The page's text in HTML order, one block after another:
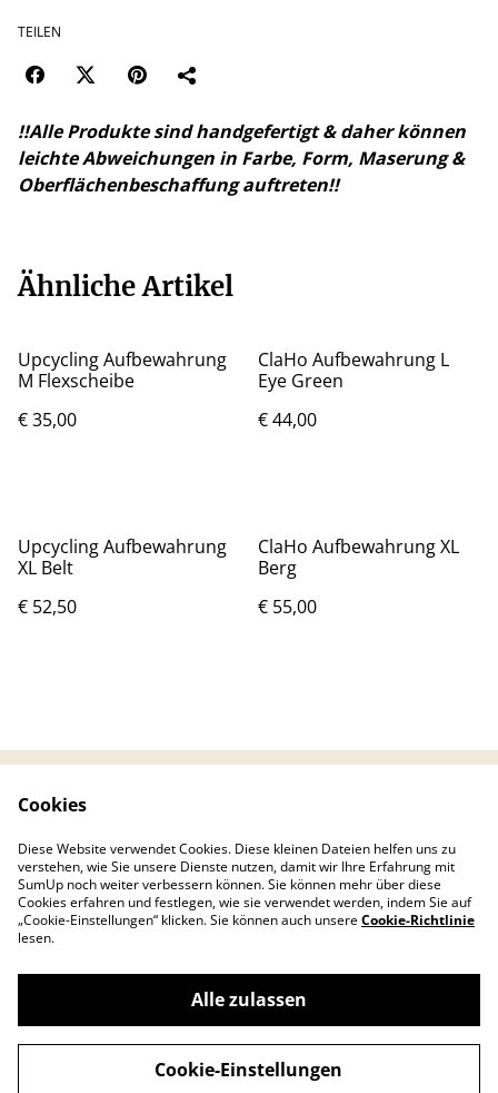
TEILEN
!!Alle Produkte sind handgefertigt & daher können
leichte Abweichungen in Farbe, Form, Maserung &
Oberflächenbeschaffung auftreten!!
Ähnliche Artikel
Upcycling Aufbewahrung
M Flexscheibe
€ 35,00
ClaHo Aufbewahrung L
Eye Green
€ 44,00
Upcycling Aufbewahrung
XL Belt
€ 52,50
ClaHo Aufbewahrung XL
Berg
€ 55,00
Kontaktieren Sie uns
Datenschutzbestimm
ungen von SumUp
Cookie-Richtlinie
©2026mischku‘lants
powered by
Cookies
Diese Website verwendet Cookies. Diese kleinen Dateien helfen uns zu
verstehen, wie Sie unsere Dienste nutzen, damit wir Ihre Erfahrung mit
SumUp noch weiter verbessern können. Sie können mehr über diese
Cookies erfahren und festlegen, wie sie verwendet werden, indem Sie auf
„Cookie-Einstellungen“ klicken. Sie können auch unsereCookie-Richtlinie
lesen.
Alle zulassen
Cookie-Einstellungen